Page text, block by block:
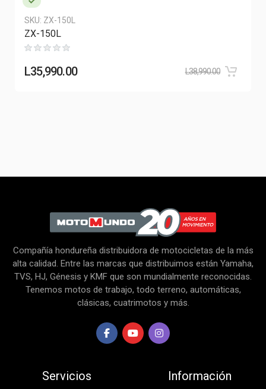
SKU: ZX-150L
ZX-150L
L35,990.00 L38,990.00
Compañía hondureña distribuidora de motocicletas de la más
alta calidad. Entre las marcas que distribuimos están Yamaha,
TVS, HJ, Génesis y KMF que son mundialmente reconocidas.
Tenemos motos de trabajo, todo terreno, automáticas,
clásicas, cuatrimotos y más.
Servicios Información